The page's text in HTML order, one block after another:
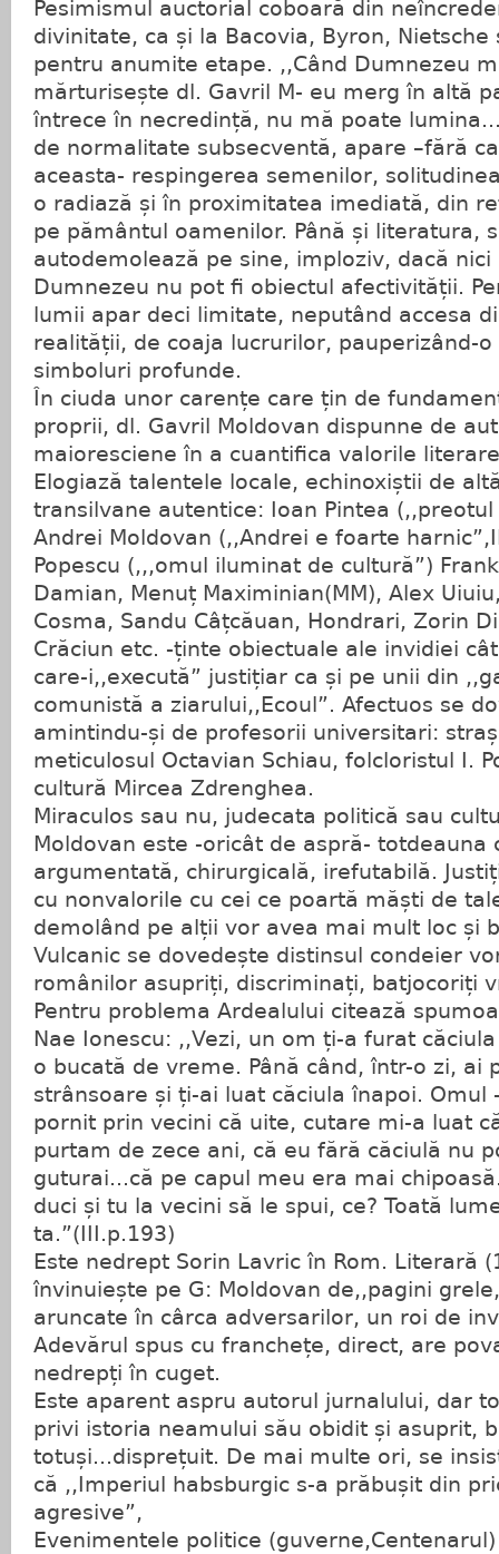
Pesimismul auctorial coboară din
divinitate, ca și la Bacovia, Byron, Nietsche
pentru anumite etape. ,,Când Dumnezeu
mărturisește dl. Gavril M- eu merg în altă
întrece în necredință, nu mă poate
de normalitate subsecventă, apare –fără
aceasta- respingerea semenilor,
o radiază și în proximitatea imediată, din
pe pământul oamenilor. Până și literatura,
autodemolează pe sine, imploziv, dacă
Dumnezeu nu pot fi obiectul afectivității.
lumii apar deci limitate, neputând accesa
realității, de coaja lucrurilor, pauperizând-o
simboluri profunde.
În ciuda unor carențe care țin de
proprii, dl. Gavril Moldovan dispunne de
maioresciene în a cuantifica valorile
Elogiază talentele locale, echinoxiștii de
transilvane autentice: Ioan Pintea
Andrei Moldovan (,,Andrei e foarte
Popescu (,,,omul iluminat de cultură”)
Damian, Menuț Maximinian(MM), Alex
Cosma, Sandu Câțcăuan, Hondrari, Zorin
Crăciun etc. -ținte obiectuale ale invidiei
care-i,,execută” justițiar ca și pe unii din
comunistă a ziarului,,Ecoul”. Afectuos se
amintindu-și de profesorii universitari:
meticulosul Octavian Schiau, folcloristul I.
cultură Mircea Zdrenghea.
Miraculos sau nu, judecata politică sau
Moldovan este -oricât de aspră- totdeauna
argumentată, chirurgicală, irefutabilă.
cu nonvalorile cu cei ce poartă măști de
demolând pe alții vor avea mai mult loc și
Vulcanic se dovedește distinsul condeier
românilor asupriți, discriminați, batjocoriți
Pentru problema Ardealului citează
Nae Ionescu: ,,Vezi, un om ți-a furat
o bucată de vreme. Până când, într-o zi, ai
strânsoare și ți-ai luat căciula înapoi. Omul
pornit prin vecini că uite, cutare mi-a luat
purtam de zece ani, că eu fără căciulă nu
guturai...că pe capul meu era mai
duci și tu la vecini să le spui, ce? Toată
ta.”(III.p.193)
Este nedrept Sorin Lavric în Rom. Literară
învinuiește pe G: Moldovan de,,pagini
aruncate în cârca adversarilor, un roi de
Adevărul spus cu franchețe, direct, are
nedrepți în cuget.
Este aparent aspru autorul jurnalului, dar
privi istoria neamului său obidit și asuprit,
totuși...disprețuit. De mai multe ori, se
că ,,Imperiul habsburgic s-a prăbușit din
agresive”,
Evenimentele politice